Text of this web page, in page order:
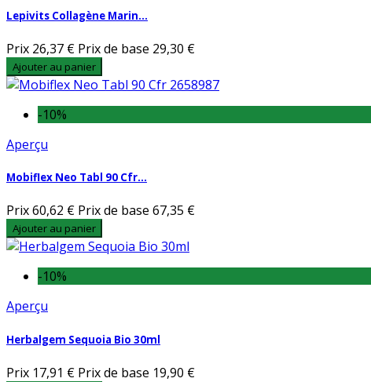
Lepivits Collagène Marin...
Prix 26,37 € Prix de base 29,30 €
Ajouter au panier
-10%
Aperçu
Mobiflex Neo Tabl 90 Cfr...
Prix60,62 € Prix de base 67,35 €
Ajouter au panier
-10%
Aperçu
Herbalgem Sequoia Bio 30ml
Prix 17,91 € Prix de base 19,90 €